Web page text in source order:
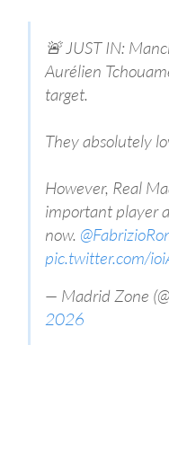
🚨 JUST IN:
Aurélien
target.
They absolutely
However, Real
important player
now.
pic.twitter.com/
— Madrid Zone
2026